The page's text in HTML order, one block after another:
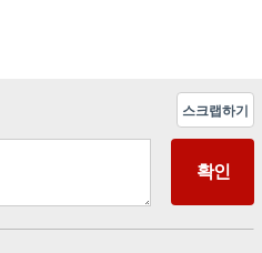
스크랩하기